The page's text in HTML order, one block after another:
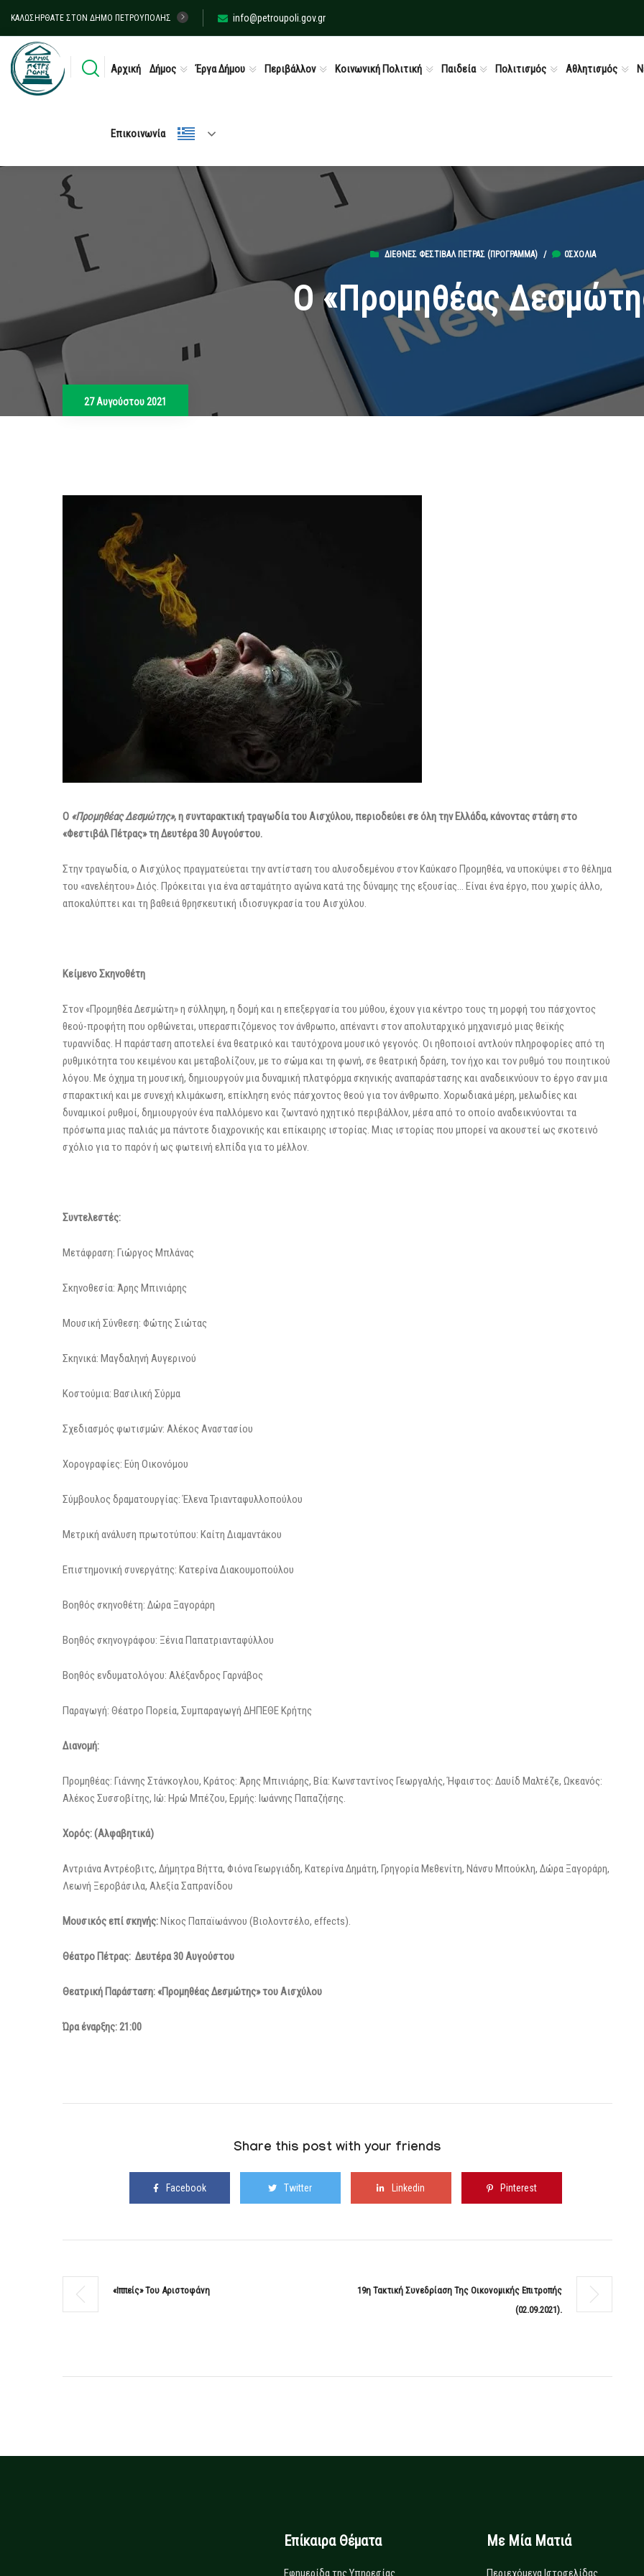
ΚΑΛΩΣΉΡΘΑΤΕ ΣΤΟΝ ΔΉΜΟ ΠΕΤΡΟΎΠΟΛΗΣ info@petroupoli.gov.gr
Αρχική Δήμος Έργα Δήμου Περιβάλλον Κοινωνική Πολιτική Παιδεία Πολιτισμός Αθλητισμός
Επικοινωνία
ΔΙΕΘΝΈΣ ΦΕΣΤΙΒΆΛ ΠΈΤΡΑΣ (ΠΡΟΓΡΑΜΜΑ) / 0ΣΧΌΛΙΑ
Ο «Προμηθέας
27 Αυγούστου 2021
Ο «Προμηθέας Δεσμώτης», η συνταρακτική τραγωδία του Αισχύλου, περιοδεύει σε όλη την Ελλάδα, κάνοντας στάση στο
«Φεστιβάλ Πέτρας» τη Δευτέρα 30 Αυγούστου.
Στην τραγωδία, ο Αισχύλος πραγματεύεται την αντίσταση του αλυσοδεμένου στον Καύκασο Προμηθέα, να υποκύψει στο θέλημα
του «ανελέητου» Διός. Πρόκειται για ένα ασταμάτητο αγώνα κατά της δύναμης της εξουσίας… Είναι ένα έργο, που χωρίς άλλο,
αποκαλύπτει και τη βαθειά θρησκευτική ιδιοσυγκρασία του Αισχύλου.
Κείμενο Σκηνοθέτη
Στον «Προμηθέα Δεσμώτη» η σύλληψη, η δομή και η επεξεργασία του μύθου, έχουν για κέντρο τους τη μορφή του πάσχοντος
θεού-προφήτη που ορθώνεται, υπερασπιζόμενος τον άνθρωπο, απέναντι στον απολυταρχικό μηχανισμό μιας θεϊκής
τυραννίδας. Η παράσταση αποτελεί ένα θεατρικό και ταυτόχρονα μουσικό γεγονός. Οι ηθοποιοί αντλούν πληροφορίες από τη
ρυθμικότητα του κειμένου και μεταβολίζουν, με το σώμα και τη φωνή, σε θεατρική δράση, τον ήχο και τον ρυθμό του ποιητικού
λόγου. Με όχημα τη μουσική, δημιουργούν μια δυναμική πλατφόρμα σκηνικής αναπαράστασης και αναδεικνύουν το έργο σαν μια
σπαρακτική και με συνεχή κλιμάκωση, επίκληση ενός πάσχοντος θεού για τον άνθρωπο. Χορωδιακά μέρη, μελωδίες και
δυναμικοί ρυθμοί, δημιουργούν ένα παλλόμενο και ζωντανό ηχητικό περιβάλλον, μέσα από το οποίο αναδεικνύονται τα
πρόσωπα μιας παλιάς μα πάντοτε διαχρονικής και επίκαιρης ιστορίας. Μιας ιστορίας που μπορεί να ακουστεί ως σκοτεινό
σχόλιο για το παρόν ή ως φωτεινή ελπίδα για το μέλλον.
Συντελεστές:
Μετάφραση: Γιώργος Μπλάνας
Σκηνοθεσία: Άρης Μπινιάρης
Μουσική Σύνθεση: Φώτης Σιώτας
Σκηνικά: Μαγδαληνή Αυγερινού
Κοστούμια: Βασιλική Σύρμα
Σχεδιασμός φωτισμών: Αλέκος Αναστασίου
Χορογραφίες: Εύη Οικονόμου
Σύμβουλος δραματουργίας: Έλενα Τριανταφυλλοπούλου
Μετρική ανάλυση πρωτοτύπου: Καίτη Διαμαντάκου
Επιστημονική συνεργάτης: Κατερίνα Διακουμοπούλου
Βοηθός σκηνοθέτη: Δώρα Ξαγοράρη
Βοηθός σκηνογράφου: Ξένια Παπατριανταφύλλου
Βοηθός ενδυματολόγου: Αλέξανδρος Γαρνάβος
Παραγωγή: Θέατρο Πορεία, Συμπαραγωγή ΔΗΠΕΘΕ Κρήτης
Διανομή:
Προμηθέας: Γιάννης Στάνκογλου, Κράτος: Άρης Μπινιάρης, Βία: Κωνσταντίνος Γεωργαλής, Ήφαιστος: Δαυίδ Μαλτέζε, Ωκεανός:
Αλέκος Συσσοβίτης, Ιώ: Ηρώ Μπέζου, Ερμής: Ιωάννης Παπαζήσης.
Χορός: (Αλφαβητικά)
Αντριάνα Αντρέοβιτς, Δήμητρα Βήττα, Φιόνα Γεωργιάδη, Κατερίνα Δημάτη, Γρηγορία Μεθενίτη, Νάνσυ Μπούκλη, Δώρα Ξαγοράρη,
Λεωνή Ξεροβάσιλα, Αλεξία Σαπρανίδου
Μουσικός επί σκηνής:Νίκος Παπαϊωάννου (Βιολοντσέλο, effects).
Θέατρο Πέτρας: Δευτέρα 30 Αυγούστου
Θεατρική Παράσταση: «Προμηθέας Δεσμώτης» του Αισχύλου
Ώρα έναρξης: 21:00
Share this post with your friends
Facebook Twitter Linkedin Pinterest
«Ιππείς» Του Αριστοφάνη
19η Τακτική Συνεδρίαση Της Οικονομικής Επιτροπής
(02.09.2021).
Επίκαιρα Θέματα
Εφημερίδα της Υπηρεσίας
Με Μία Ματιά
Περιεχόμενα Ιστοσελίδας